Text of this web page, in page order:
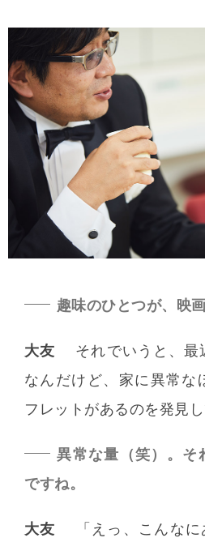
趣味のひとつが、映
大友
それでいうと、最
なんだけど、家に異常な
フレットがあるのを発見し
異常な量（笑）。そ
ですね。
大友
「えっ、こんな